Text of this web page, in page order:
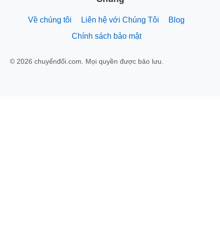
Về chúng tôi Liên hệ với Chúng Tôi
Blog
Chính sách bảo mật
© 2026 chuyểnđổi.com. Mọi quyền được bảo lưu.